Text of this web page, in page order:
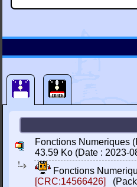
Fonctions Numeriques
43.59 Ko (Date : 2023-
Fonctions
[CRC:14566426]